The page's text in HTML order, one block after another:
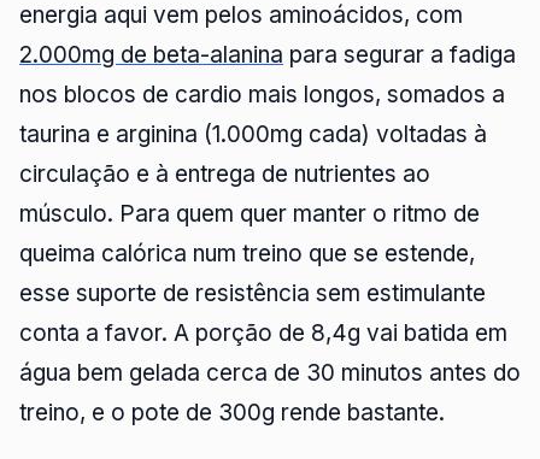
energia aqui vem pelos aminoácidos, com
2.000mg de beta-alanina para segurar a fadiga
nos blocos de cardio mais longos, somados a
taurina e arginina (1.000mg cada) voltadas à
circulação e à entrega de nutrientes ao
músculo. Para quem quer manter o ritmo de
queima calórica num treino que se estende,
esse suporte de resistência sem estimulante
conta a favor. A porção de 8,4g vai batida em
água bem gelada cerca de 30 minutos antes do
treino, e o pote de 300g rende bastante.